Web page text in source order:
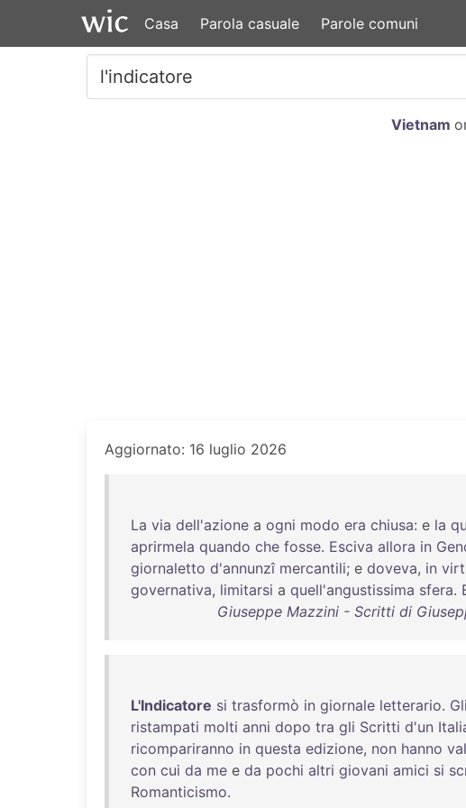
Casa Parola casuale Parole comuni
Vietnam
Aggiornato: 16 luglio 2026
La via dell'azione a ogni modo era chiusa: e la
aprirmela quando che fosse. Esciva allora in
giornaletto d'annunzî mercantili; e doveva, in
governativa, limitarsi a quell'angustissima sfera.
Giuseppe Mazzini - Scritti di
L'Indicatore si trasformò in giornale letterario. Gli
ristampati molti anni dopo tra gli Scritti d'un
ricompariranno in questa edizione, non hanno
con cui da me e da pochi altri giovani amici si
Romanticismo.